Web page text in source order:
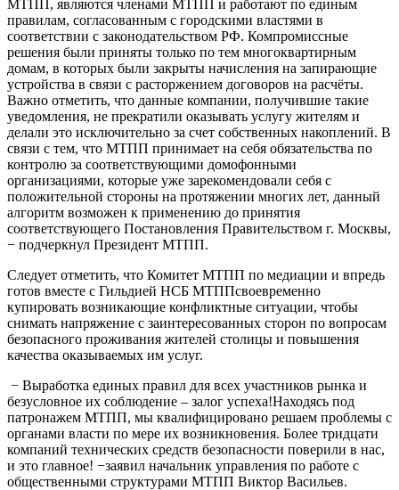
МТПП, являются членами МТПП и работают по единым
правилам, согласованным с городскими властями в
соответствии с законодательством РФ. Компромиссные
решения были приняты только по тем многоквартирным
домам, в которых были закрыты начисления на запирающие
устройства в связи с расторжением договоров на расчёты.
Важно отметить, что данные компании, получившие такие
уведомления, не прекратили оказывать услугу жителям и
делали это исключительно за счет собственных накоплений. В
связи с тем, что МТПП принимает на себя обязательства по
контролю за соответствующими домофонными
организациями, которые уже зарекомендовали себя с
положительной стороны на протяжении многих лет, данный
алгоритм возможен к применению до принятия
соответствующего Постановления Правительством г. Москвы,
− подчеркнул Президент МТПП.
Следует отметить, что Комитет МТПП по медиации и впредь
готов вместе с Гильдией НСБ МТППсвоевременно
купировать возникающие конфликтные ситуации, чтобы
снимать напряжение с заинтересованных сторон по вопросам
безопасного проживания жителей столицы и повышения
качества оказываемых им услуг.
− Выработка единых правил для всех участников рынка и
безусловное их соблюдение – залог успеха!Находясь под
патронажем МТПП, мы квалифицировано решаем проблемы с
органами власти по мере их возникновения. Более тридцати
компаний технических средств безопасности поверили в нас,
и это главное! −заявил начальник управления по работе с
общественными структурами МТПП Виктор Васильев.